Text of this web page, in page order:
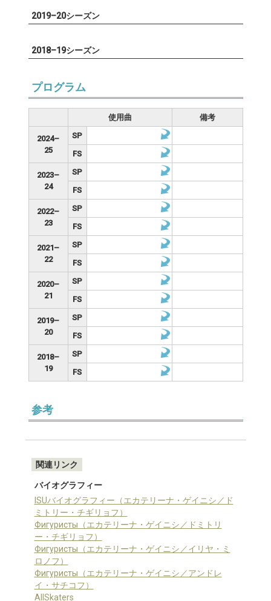
2019–20シーズン
2018–19シーズン
プログラム
使用曲 備考
2024–
25
SP
FS
2023–
24
SP
FS
2022–
23
SP
FS
2021–
22
SP
FS
2020–
21
SP
FS
2019–
20
SP
FS
2018–
19
SP
FS
参考
関連リンク
バイオグラフィー
ISUバイオグラフィー（エカテリーナ・ゲイニシ／ド
ミトリー・チギリョフ）
Фигуристы（エカテリーナ・ゲイニシ／ドミトリ
ー・チギリョフ）
Фигуристы（エカテリーナ・ゲイニシ／イリヤ・ミ
ロノフ）
Фигуристы（エカテリーナ・ゲイニシ／アンドレ
イ・サチコフ）
AllSkaters